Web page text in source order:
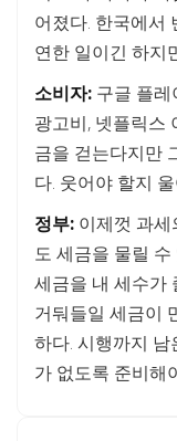
어졌다. 한국에서
연한 일이긴 하지
소비자: 구글 플
광고비, 넷플릭스
금을 걷는다지만
다. 웃어야 할지
정부: 이제껏 과
도 세금을 물릴
세금을 내 세수가
거둬들일 세금이
하다. 시행까지
가 없도록 준비해